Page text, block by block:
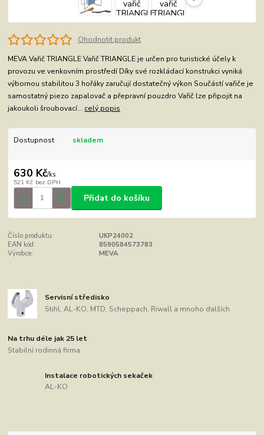
Ohodnotit produkt
MEVA Vařič TRIANGLE Vařič TRIANGLE je určen pro turistické účely k
provozu ve venkovním prostředí Díky své rozkládací konstrukci vyniká
výbornou stabilitou 3 hořáky zaručují dostatečný výkon Součástí vařiče je
samostatný piezo zapalovač a přepravní pouzdro Vařič lze připojit na
jakoukoli šroubovací... celý popis
Dostupnost skladem
630 Kč/ks
521 Kč bez DPH
Přidat do košíku
Číslo produktu:
UKP24002
EAN kód:
8590584573783
Výrobce:
MEVA
Servisní středisko
Stihl, AL-KO, MTD, Scheppach, Riwall a mnoho dalších
Na trhu déle jak 25 let
Stabilní rodinná firma
Instalace robotických sekaček
AL-KO